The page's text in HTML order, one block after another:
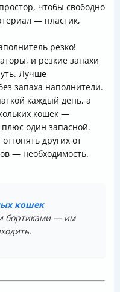
чтобы свободно
— пластик,
резко!
и резкие запахи
Лучше
запаха наполнители.
каждый день, а
кошек —
один запасной.
других от
— необходимость.
кошек
бортиками — им